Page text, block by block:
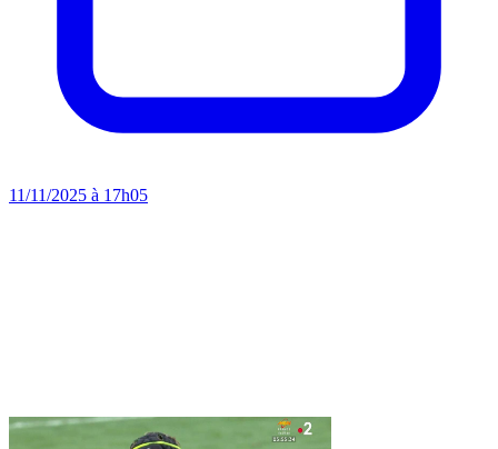
11/11/2025 à 17h05